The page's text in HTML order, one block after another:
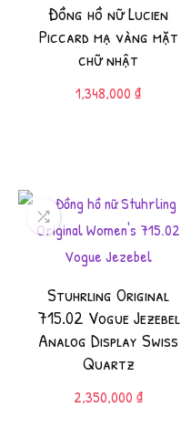
Đồng hồ nữ Lucien
Piccard mạ vàng mặt
chữ nhật
1,348,000₫
Stuhrling Original
715.02 Vogue Jezebel
Analog Display Swiss
Quartz
2,350,000₫